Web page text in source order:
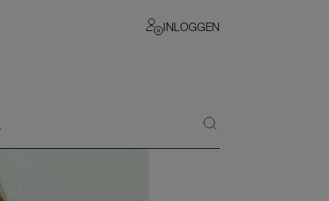
INLOGGEN